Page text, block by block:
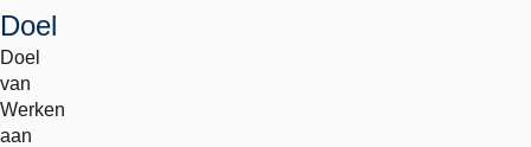
Doel
Doel
van
Werken
aan